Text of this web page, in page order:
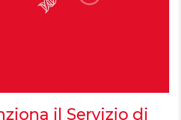
il Servizio di